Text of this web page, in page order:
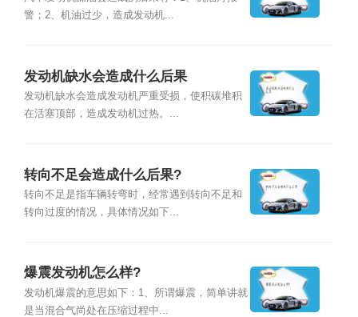
警；2、机油过少，造成发动机...
发动机缺水会造成什么后果
发动机缺水会造成发动机严重受损，使积碳堆积
在活塞顶部，造成发动机过热。...
转向不足会造成什么后果?
转向不足是指车辆转弯时，经常遇到转向不足和
转向过度的情况，具体情况如下...
爆震发动机怎么样?
发动机爆震的意思如下：1、所谓爆震，简单讲就
是当混合气尚处在压缩过程中...